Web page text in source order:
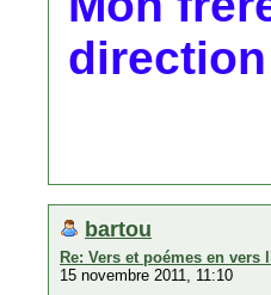
direction
bartou
Re: Vers et poémes en vers
15 novembre 2011, 11:10